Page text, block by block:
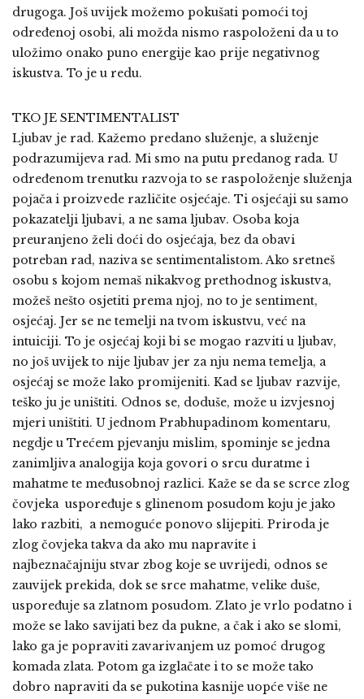
drugoga. Još uvijek možemo pokušati pomoći toj
određenoj osobi, ali možda nismo raspoloženi da u to
uložimo onako puno energije kao prije negativnog
iskustva. To je u redu.
TKO JE SENTIMENTALIST
Ljubav je rad. Kažemo predano služenje, a služenje
podrazumijeva rad. Mi smo na putu predanog rada. U
određenom trenutku razvoja to se raspoloženje služenja
pojača i proizvede različite osjećaje. Ti osjećaji su samo
pokazatelji ljubavi, a ne sama ljubav. Osoba koja
preuranjeno želi doći do osjećaja, bez da obavi
potreban rad, naziva se sentimentalistom. Ako sretneš
osobu s kojom nemaš nikakvog prethodnog iskustva,
možeš nešto osjetiti prema njoj, no to je sentiment,
osjećaj. Jer se ne temelji na tvom iskustvu, već na
intuiciji. To je osjećaj koji bi se mogao razviti u ljubav,
no još uvijek to nije ljubav jer za nju nema temelja, a
osjećaj se može lako promijeniti. Kad se ljubav razvije,
teško ju je uništiti. Odnos se, doduše, može u izvjesnoj
mjeri uništiti. U jednom Prabhupadinom komentaru,
negdje u Trećem pjevanju mislim, spominje se jedna
zanimljiva analogija koja govori o srcu duratme i
mahatme te međusobnoj razlici. Kaže se da se scrce zlog
čovjeka uspoređuje s glinenom posudom koju je jako
lako razbiti, a nemoguće ponovo slijepiti. Priroda je
zlog čovjeka takva da ako mu napravite i
najbeznačajniju stvar zbog koje se uvrijedi, odnos se
zauvijek prekida, dok se srce mahatme, velike duše,
uspoređuje sa zlatnom posudom. Zlato je vrlo podatno i
može se lako savijati bez da pukne, a čak i ako se slomi,
lako ga je popraviti zavarivanjem uz pomoć drugog
komada zlata. Potom ga izglačate i to se može tako
dobro napraviti da se pukotina kasnije uopće više ne